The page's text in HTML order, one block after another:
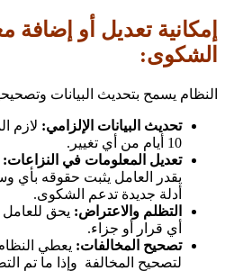
إمكانية تعديل أو إضافة
الشكوى:
النظام يسمح بتحديث البيانات
تحديث البيانات الإلزامي:لازم
10 أيام من أي تغيير.
تعديل المعلومات في النزاعات:
يقدر العامل يثبت حقوقه بأي
أدلة جديدة تدعم الشكوى.
التظلم والاعتراض:
أي قرار أو جزاء.
تصحيح المخالفات:
لتصحيح المخالفة وإذا ما تم